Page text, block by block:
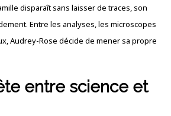
disparaît sans laisser de traces, son
Entre les analyses, les microscopes
Audrey-Rose décide de mener sa propre
entre science et